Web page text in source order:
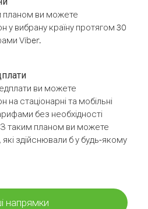
планом ви можете
у вибрану країну протягом 30
Viber.
ви можете
стаціонарні та мобільні
без необхідності
таким планом ви можете
здійснювали б у будь-якому
напрямки